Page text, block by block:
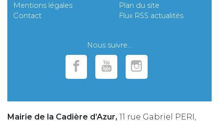
Mentions légales
Contact
Plan du site
Flux RSS actualités
Nous suivre...
Mairie de la Cadière d’Azur, 11 rue Gabriel PERI,